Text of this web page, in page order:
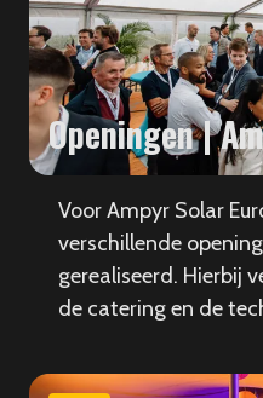
Openingen |
Voor Ampyr Solar
verschillende
gerealiseerd. Hierbij
de catering en de